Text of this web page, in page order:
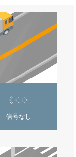
信号なし